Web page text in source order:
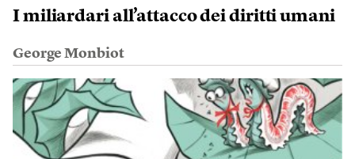
I miliardari all’attacco dei diritti umani
George Monbiot